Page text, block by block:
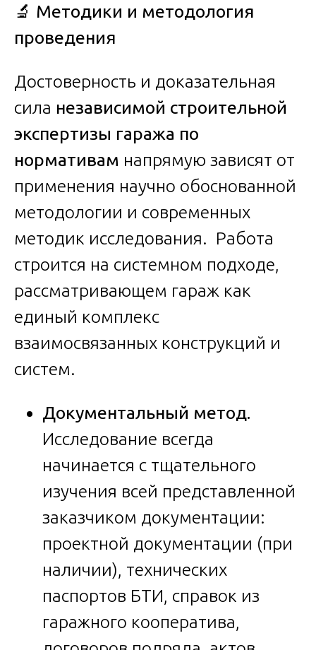
🔬 Методики и методология
проведения
Достоверность и доказательная
сила независимой строительной
экспертизы гаража по
нормативам напрямую зависят от
применения научно обоснованной
методологии и современных
методик исследования. Работа
строится на системном подходе,
рассматривающем гараж как
единый комплекс
взаимосвязанных конструкций и
систем.
Документальный метод.
Исследование всегда
начинается с тщательного
изучения всей представленной
заказчиком документации:
проектной документации (при
наличии), технических
паспортов БТИ, справок из
гаражного кооператива,